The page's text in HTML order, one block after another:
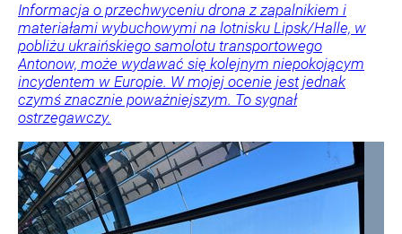
Informacja o przechwyceniu drona z zapalnikiem i
materiałami wybuchowymi na lotnisku Lipsk/Halle, w
pobliżu ukraińskiego samolotu transportowego
Antonow, może wydawać się kolejnym niepokojącym
incydentem w Europie. W mojej ocenie jest jednak
czymś znacznie poważniejszym. To sygnał
ostrzegawczy.